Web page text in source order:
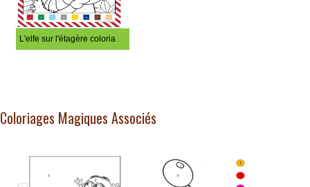
L'elfe sur l'étagère coloriage magique
Coloriages Magiques Associés